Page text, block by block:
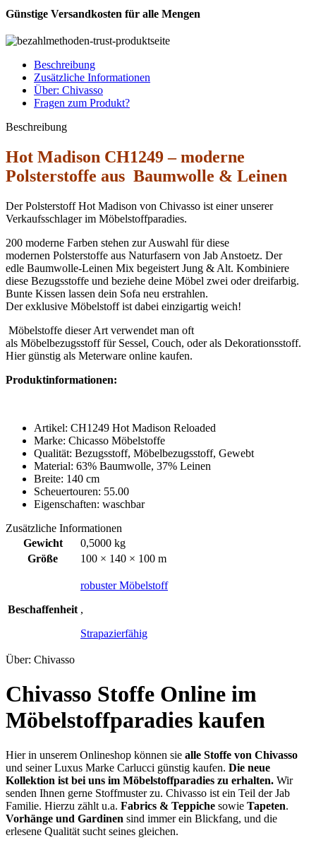
Günstige Versandkosten für alle Mengen
Beschreibung
Zusätzliche Informationen
Über: Chivasso
Fragen zum Produkt?
Beschreibung
Hot Madison CH1249 – moderne
Polsterstoffe aus Baumwolle & Leinen
Der Polsterstoff Hot Madison von Chivasso ist einer unserer
Verkaufsschlager im Möbelstoffparadies.
200 moderne Farben stehen zur Auswahl für diese
modernen Polsterstoffe aus Naturfasern von Jab Anstoetz. Der
edle Baumwolle-Leinen Mix begeistert Jung & Alt. Kombiniere
diese Bezugsstoffe und beziehe deine Möbel zwei oder dreifarbig.
Bunte Kissen lassen dein Sofa neu erstrahlen.
Der exklusive Möbelstoff ist dabei einzigartig weich!
Möbelstoffe dieser Art verwendet man oft
als Möbelbezugsstoff für Sessel, Couch, oder als Dekorationsstoff.
Hier günstig als Meterware online kaufen.
Produktinformationen:
Artikel: CH1249 Hot Madison Reloaded
Marke: Chicasso Möbelstoffe
Qualität: Bezugsstoff, Möbelbezugsstoff, Gewebt
Material: 63% Baumwolle, 37% Leinen
Breite: 140 cm
Scheuertouren: 55.00
Eigenschaften: waschbar
Zusätzliche Informationen
Gewicht
0,5000 kg
Größe
100 × 140 × 100 m
Beschaffenheit
robuster Möbelstoff
,
Strapazierfähig
Über: Chivasso
Chivasso Stoffe Online im
Möbelstoffparadies kaufen
Hier in unserem Onlineshop können sie alle Stoffe von Chivasso
und seiner Luxus Marke Carlucci günstig kaufen. Die neue
Kollektion ist bei uns im Möbelstoffparadies zu erhalten. Wir
senden Ihnen gerne Stoffmuster zu. Chivasso ist ein Teil der Jab
Familie. Hierzu zählt u.a. Fabrics & Teppiche sowie Tapeten.
Vorhänge und Gardinen sind immer ein Blickfang, und die
erlesene Qualität sucht seines gleichen.